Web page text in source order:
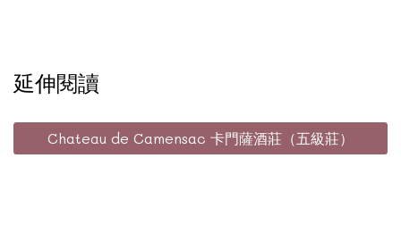
延伸閱讀
Chateau de Camensac 卡門薩酒莊（五級莊）